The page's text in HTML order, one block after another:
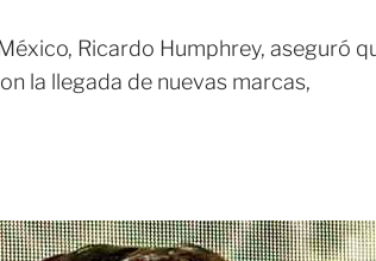
Ricardo Humphrey, aseguró
la llegada de nuevas marcas,